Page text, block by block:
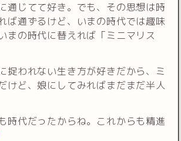
通じてて好き。でも、その思想は時
ば通ずるけど、いまの時代では趣味
まの時代に替えれば「ミニマリス
捉われない生き方が好きだから、ミ
けど、娘にしてみればまだまだ半人
時代だったからね。これからも精進